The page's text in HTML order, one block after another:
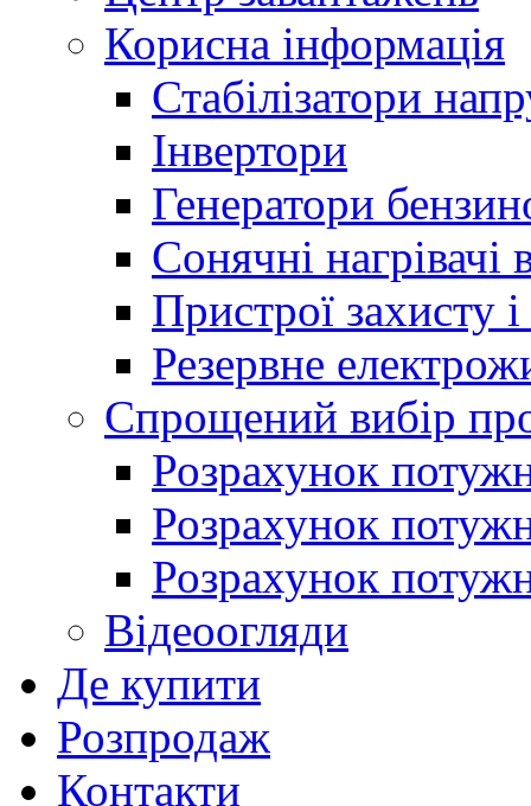
Корисна інформація
Стабілізатори
Інвертори
Генератори
Сонячні нагрівачі
Пристрої захисту і
Резервне
Спрощений вибір
Розрахунок
Розрахунок
Розрахунок
Відеоогляди
Де купити
Розпродаж
Контакти